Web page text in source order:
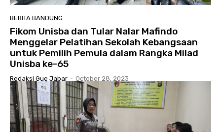
BERITA BANDUNG
Fikom Unisba dan Tular Nalar Mafindo
Menggelar Pelatihan Sekolah Kebangsaan
untuk Pemilih Pemula dalam Rangka Milad
Unisba ke-65
Redaksi Gue Jabar - October 28, 2023